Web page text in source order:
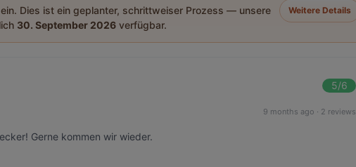
Dies ist ein geplanter, schrittweiser Prozess — unsere
30. September 2026 verfügbar.
Weitere Details
5/6
9 months ago · 2 reviews
Gerne kommen wir wieder.